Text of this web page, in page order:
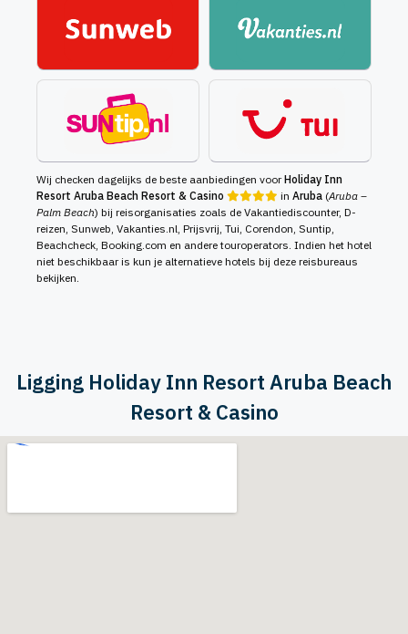
Wij checken dagelijks de beste aanbiedingen voorHoliday Inn
Resort Aruba Beach Resort & Casino
in Aruba (Aruba –
Palm Beach) bij reisorganisaties zoals de Vakantiediscounter, D-
reizen, Sunweb, Vakanties.nl, Prijsvrij, Tui, Corendon, Suntip,
Beachcheck, Booking.com en andere touroperators. Indien het hotel
niet beschikbaar is kun je alternatieve hotels bij deze reisbureaus
bekijken.
Ligging Holiday Inn Resort Aruba Beach
Resort & Casino